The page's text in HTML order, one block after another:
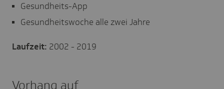
Gesundheits-App
Gesundheitswoche alle zwei Jahre
Laufzeit: 2002 - 2019
Vorhang auf